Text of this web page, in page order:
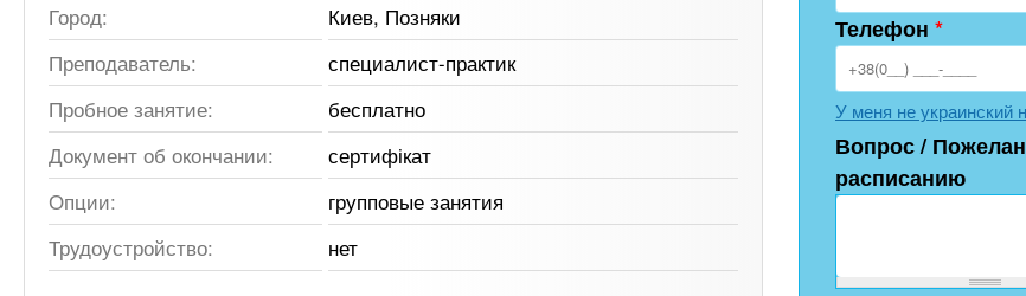
Город:
Киев, Позняки
Преподаватель:
специалист-практик
Пробное занятие:
бесплатно
Документ об окончании:
сертифікат
Опции:
групповые занятия
Трудоустройство:
нет
Телефон *
У меня не украинский
Вопрос /
расписанию